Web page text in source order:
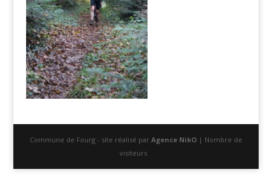
Commune de Fourg - site réalisé par Agence NikO| Nombre de
visiteurs